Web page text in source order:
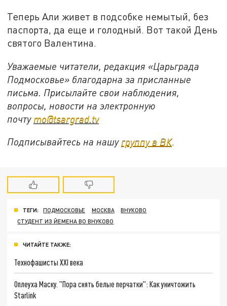
Теперь Али живет в подсобке немытый, без
паспорта, да еще и голодный. Вот такой День
святого Валентина.
Уважаемые читатели, редакция «Царьграда
Подмосковье» благодарна за присланные
письма. Присылайте свои наблюдения,
вопросы, новости на электронную
почту mo@tsargrad.tv
Подписывайтесь на нашу группу в ВК.
ТЕГИ: ПОДМОСКОВЬЕ МОСКВА
ВНУКОВО
СТУДЕНТ ИЗ ЙЕМЕНА ВО ВНУКОВО
ЧИТАЙТЕ ТАКЖЕ:
Технофашисты XXI века
Оплеуха Маску. "Пора снять белые перчатки": Как уничтожить
Starlink